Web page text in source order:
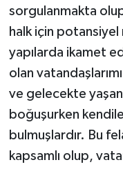
sorgulanmakta
halk için
yapılarda ikamet
olan
ve gelecekte
boğuşurken
bulmuşlardır. Bu
kapsamlı olup,
TARİH
Genel
Politika
YEREL